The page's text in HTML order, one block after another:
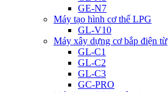
GE-N7
Máy tạo hình cơ thể LPG
GL-V10
Máy xây dựng cơ bắp điện từ
GL-C1
GL-C2
GL-C3
GC-PRO